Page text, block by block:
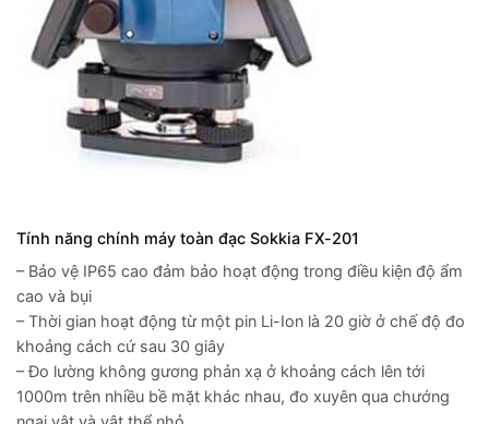
Tính năng chính máy toàn đạc Sokkia FX-201
– Bảo vệ IP65 cao đảm bảo hoạt động trong điều kiện độ ẩm
cao và bụi
– Thời gian hoạt động từ một pin Li-Ion là 20 giờ ở chế độ đo
khoảng cách cứ sau 30 giây
– Đo lường không gương phản xạ ở khoảng cách lên tới
1000m trên nhiều bề mặt khác nhau, đo xuyên qua chướng